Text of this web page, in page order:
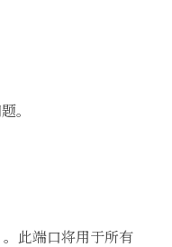
。
此端口将用于所有